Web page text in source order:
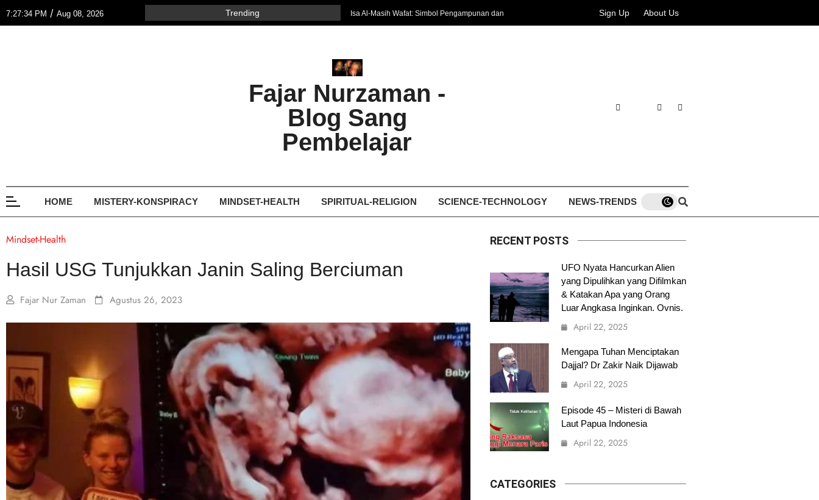
7:27:34 PM / Aug 08, 2026 Trending
Isa Al-Masih Wafat: Simbol Pengampunan dan
Harapan Baru
Ghosting: Menghilang Tanpa Jejak, Tren Toxic
Bukan Seberapa Keras Kita Jatuh, tetapi
Bagaimana Kita Bangkit Kembali
Dampak Fatherless: Ketika Anak Salah
Mengartikan Cinta dan Kasih Sayang
Sign Up About Us
Fajar Nurzaman -
Blog Sang
Pembelajar
HOME MISTERY-KONSPIRACY MINDSET-HEALTH SPIRITUAL-RELIGION SCIENCE-TECHNOLOGY NEWS-TRENDS
Mindset-Health
Hasil USG Tunjukkan Janin Saling Berciuman
Fajar Nur Zaman Agustus 26, 2023
RECENT POSTS
UFO Nyata Hancurkan Alien
yang Dipulihkan yang Difilmkan
& Katakan Apa yang Orang
Luar Angkasa Inginkan. Ovnis.
April 22, 2025
Mengapa Tuhan Menciptakan
Dajjal? Dr Zakir Naik Dijawab
April 22, 2025
Episode 45 – Misteri di Bawah
Laut Papua Indonesia
April 22, 2025
CATEGORIES